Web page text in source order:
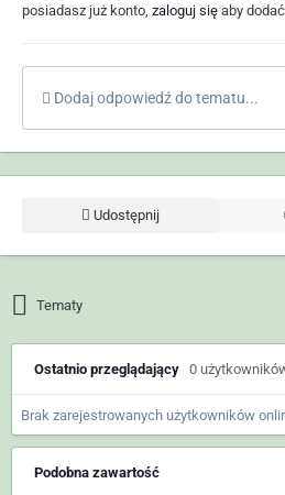
posiadasz już konto, zaloguj się aby
Dodaj odpowiedź do tematu...
Udostępnij
Tematy
Ostatnio przeglądający 0
Brak zarejestrowanych użytkowników
Podobna zawartość